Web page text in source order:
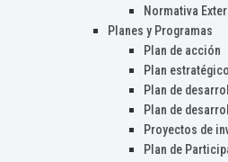
Normativa
Planes y Programas
Plan de acción
Plan
Plan de
Plan de
Proyectos de
Plan de